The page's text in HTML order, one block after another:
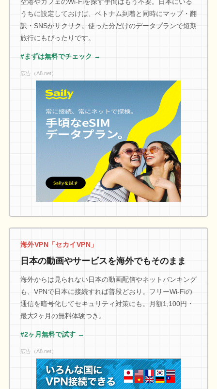
うちに設定しておけば、ベトナム到着と同時にマップ・翻
訳・SNSがサクサク。使った分だけのデータプランで短期
旅行にもぴったりです。
#まずは無料でチェック →
広告（A8.net）
海外VPN「セカイVPN」
日本の動画やサービスを海外でもそのまま
海外からは見られない日本の動画配信やネットバンキング
も、VPNで日本に接続すれば普段どおり。フリーWi-Fiの
通信を暗号化してセキュリティ対策にも。月額1,100円・
最大2ヶ月の無料体験つき。
#2ヶ月無料で試す →
広告（A8.net）